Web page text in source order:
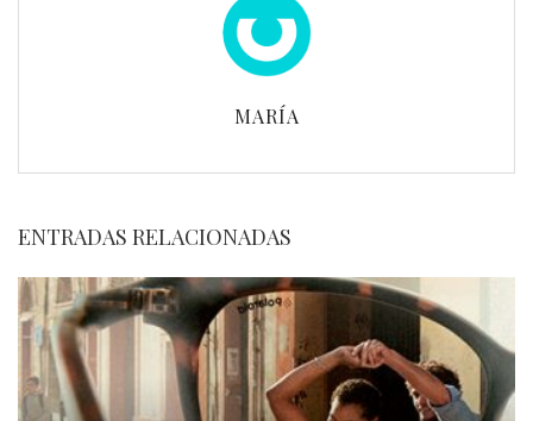
MARÍA
ENTRADAS RELACIONADAS